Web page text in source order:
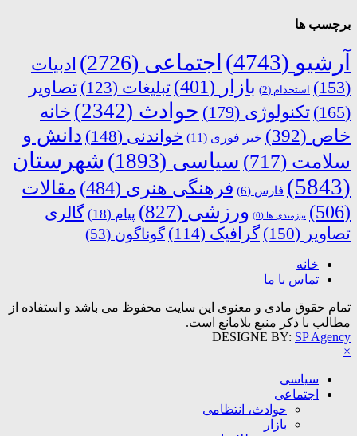
برچسب ها
آرشیو (4743) اجتماعی (2726)
ادبیات
(153)
استخدام (2) بازار (401) تبلیغات (123)
تصاویر
(165)
تکنولوژی (179) حوادث (2342)
خانه
خاص (392) خبر فوری (11) خواندنی (148)
دانش و
سلامت (717) سیاسی (1893)
شهرستان
(5843)
فارس (6) فرهنگی هنری (484)
مقالات
(506)
نیازمندی ها (0) ورزشی (827) پیام (18)
گالری
تصاویر (150) گرافیک (114) گوناگون (53)
خانه
تماس با ما
تمام حقوق مادی و معنوی این سایت محفوظ می باشد و استفاده از
مطالب با ذکر منبع بلامانع است.
DESIGNE BY: SP Agency
×
سیاسی
اجتماعی
حوادث، انتظامی
بازار